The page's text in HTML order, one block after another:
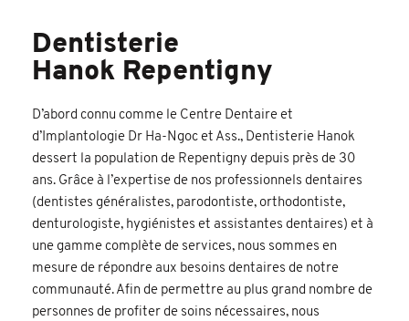
Dentisterie
Hanok Repentigny
D’abord connu comme le Centre Dentaire et
d’Implantologie Dr Ha-Ngoc et Ass., Dentisterie Hanok
dessert la population de Repentigny depuis près de 30
ans. Grâce à l’expertise de nos professionnels dentaires
(dentistes généralistes, parodontiste, orthodontiste,
denturologiste, hygiénistes et assistantes dentaires) et à
une gamme complète de services, nous sommes en
mesure de répondre aux besoins dentaires de notre
communauté. Afin de permettre au plus grand nombre de
personnes de profiter de soins nécessaires, nous